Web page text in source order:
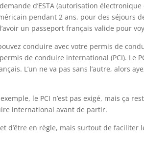
d’ESTA (autorisation électronique
pendant 2 ans, pour des séjours
un passeport français valide pour
conduire avec votre permis de
de conduire international (PCI). Le
L’un ne va pas sans l’autre, alors
le PCI n’est pas exigé, mais ça
international avant de partir.
d’être en règle, mais surtout de faciliter